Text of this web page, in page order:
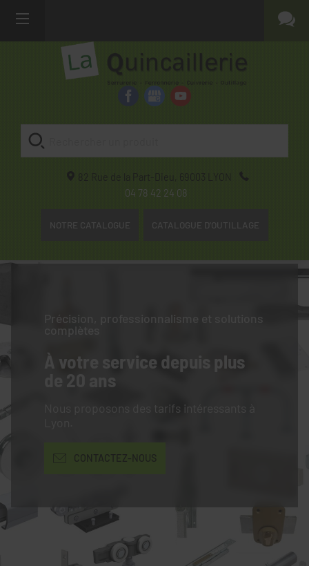
82 Rue de la Part-Dieu, 69003
LYON
04 78 42 24 08
NOTRE CATALOGUE CATALOGUE D'OUTILLAGE
Précision, professionnalisme et solutions
complètes
À votre service depuis plus
de 20 ans
Nous proposons des tarifs intéressants à
CONTACTEZ-NOUS